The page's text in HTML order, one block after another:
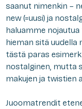
saanut nimenkin –
new (=uusi) ja
haluamme
hieman sitä uudella
tästä paras
nostalginen, mutta
makujen ja twistien
Juoomatrendit